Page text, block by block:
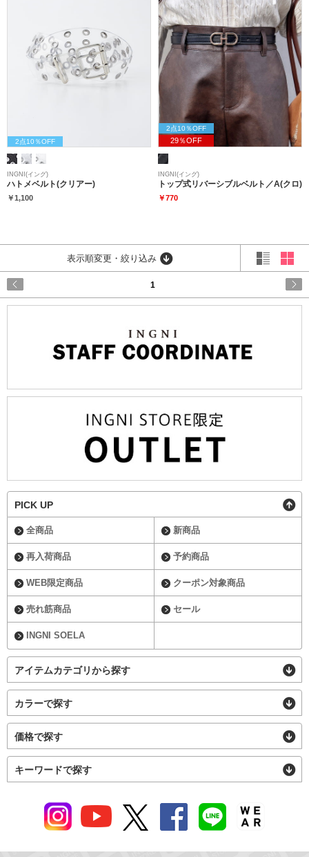
2点10％OFF
INGNI(イング)
ハトメベルト(クリアー)
￥1,100
2点10％OFF
29％OFF
INGNI(イング)
トップ式リバーシブルベルト／A(クロ)
￥770
表示順変更・絞り込み
1
PICK UP
全商品 新商品
再入荷商品 予約商品
WEB限定商品 クーポン対象商品
売れ筋商品 セール
INGNI SOELA
アイテムカテゴリから探す
カラーで探す
価格で探す
キーワードで探す